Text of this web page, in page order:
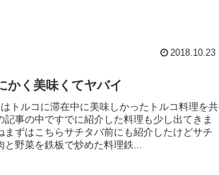
2018.10.23
かく美味くてヤバイ
トルコに滞在中に美味しかったトルコ料理を共
記事の中ですでに紹介した料理も少し出てきま
まずはこちらサチタバ前にも紹介したけどサチ
野菜を鉄板で炒めた料理鉄...